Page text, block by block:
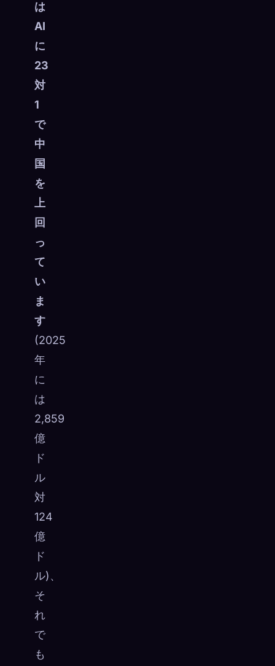
は
AI
に
23
対
1
で
中
国
を
上
回
っ
て
い
ま
す
(2025
年
に
は
2,859
億
ド
ル
対
124
億
ド
ル)、
そ
れ
で
も